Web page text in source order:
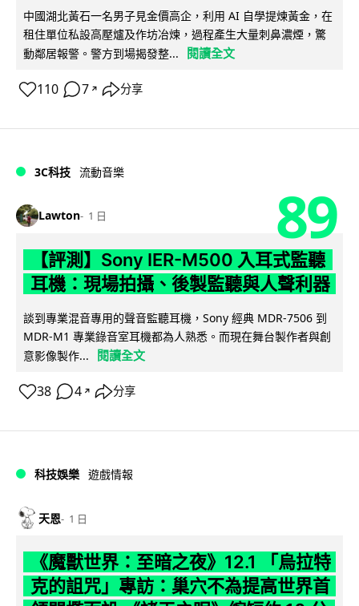
中國湖北黃石一名男子見金價高企，利用 AI 自學提煉黃金，在
租住單位私設高壓爐及作坊冶煉，過程產生大量刺鼻濃煙，驚
動鄰居報警。警方到場揭發整...
閱讀全文
110 7 ↗ 分享
3C科技 流動音樂
Lawton 1 日 89
【評測】Sony IER-M500 入耳式監聽
耳機：現場拍攝、後製監聽與人聲利器
談到專業混音專用的聲音監聽耳機，Sony 經典 MDR-7506 到
MDR-M1 專業錄音室耳機都為人熟悉。而現在舞台製作者與創
意影像製作...
閱讀全文
38 4 ↗ 分享
科技娛樂 遊戲情報
天恩 1 日
《魔獸世界：至暗之夜》12.1 「烏拉特
克的詛咒」專訪：巢穴不為提高世界首